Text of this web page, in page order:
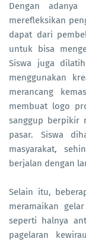
Dengan
merefleksikan
dapat dari
untuk bisa
Siswa juga
menggunakan
merancang
membuat logo
sanggup berpikir
pasar. Siswa
masyarakat,
berjalan dengan
Selain itu,
meramaikan
seperti halnya
pagelaran